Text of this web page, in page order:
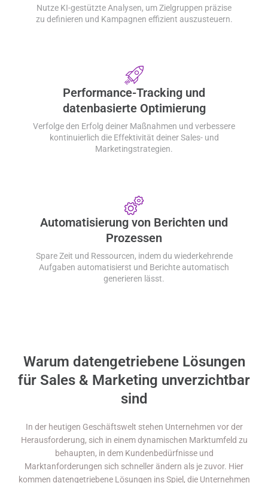
Nutze KI-gestützte Analysen, um Zielgruppen präzise
zu definieren und Kampagnen effizient auszusteuern.
Performance-Tracking und
datenbasierte Optimierung
Verfolge den Erfolg deiner Maßnahmen und verbessere
kontinuierlich die Effektivität deiner Sales- und
Marketingstrategien.
Automatisierung von Berichten und
Prozessen
Spare Zeit und Ressourcen, indem du wiederkehrende
Aufgaben automatisierst und Berichte automatisch
generieren lässt.
Warum datengetriebene Lösungen
für Sales & Marketing unverzichtbar
sind
In der heutigen Geschäftswelt stehen Unternehmen vor der
Herausforderung, sich in einem dynamischen Marktumfeld zu
behaupten, in dem Kundenbedürfnisse und
Marktanforderungen sich schneller ändern als je zuvor. Hier
kommen datengetriebene Lösungen ins Spiel, die Unternehmen